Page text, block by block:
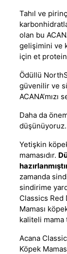
Tahıl ve
olan bu
gelişimini ve
için et protein
Ödüllü
güvenilir ve
Daha da
düşünüyoruz.
Yetişkin
mamasıdır.
zamanda
sindirime
Classics Red
Maması
kaliteli mama
Acana
Köpek